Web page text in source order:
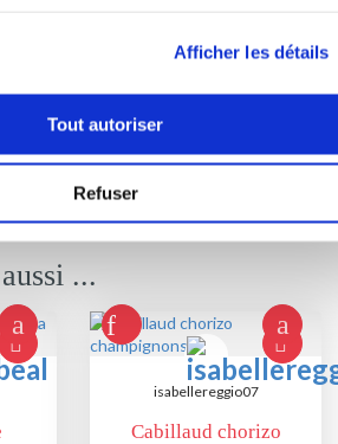
Afficher les détails
Tout autoriser
Refuser
appétit !
...
isabellereggio07
Cabillaud chorizo